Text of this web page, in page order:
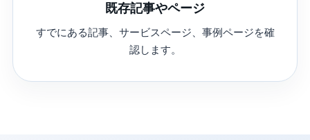
既存記事やページ
すでにある記事、サービスページ、事例ページを確
認します。